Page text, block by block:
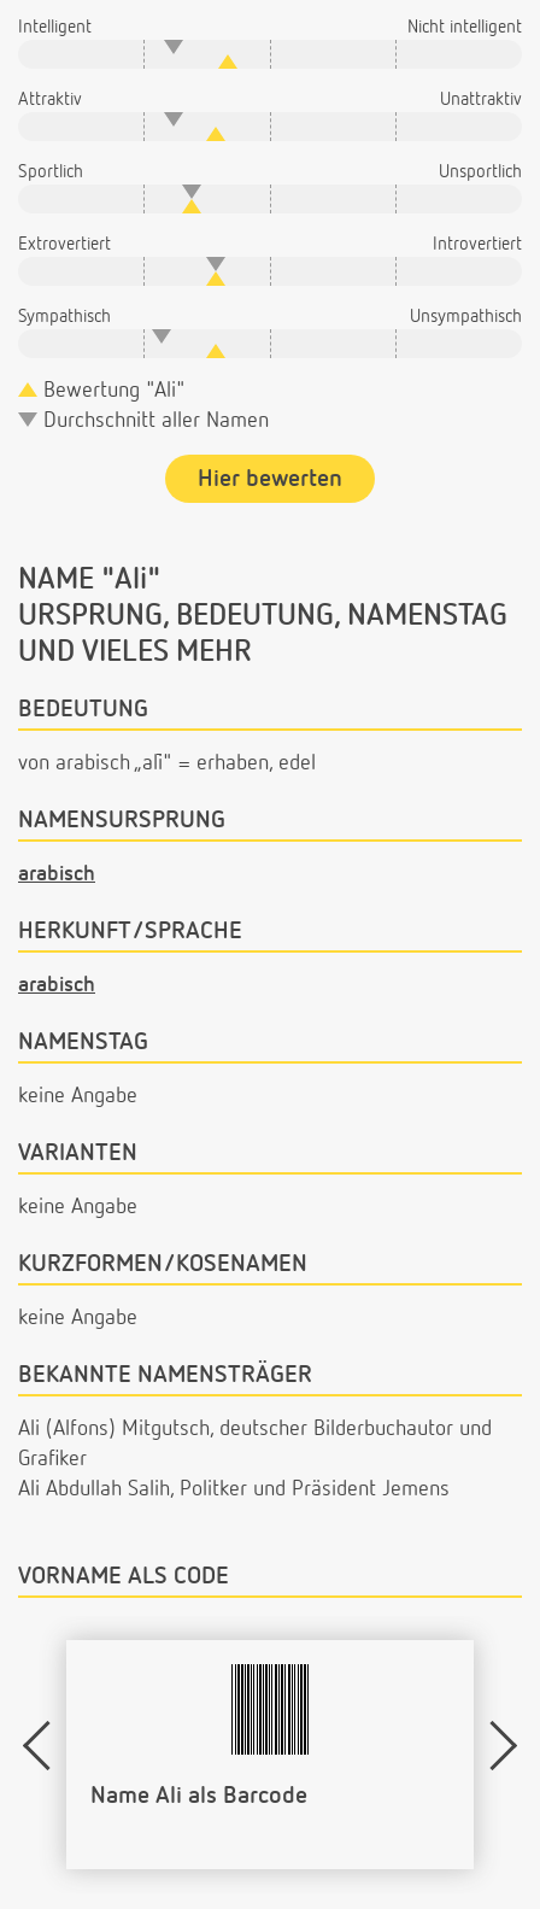
Intelligent Nicht intelligent
Attraktiv Unattraktiv
Sportlich Unsportlich
Extrovertiert Introvertiert
Sympathisch Unsympathisch
Bewertung "Ali"
Durchschnitt aller Namen
Hier bewerten
NAME "Ali"
URSPRUNG, BEDEUTUNG, NAMENSTAG
UND VIELES MEHR
BEDEUTUNG
von arabisch „alī" = erhaben, edel
NAMENSURSPRUNG
arabisch
HERKUNFT/SPRACHE
arabisch
NAMENSTAG
keine Angabe
VARIANTEN
keine Angabe
KURZFORMEN/KOSENAMEN
keine Angabe
BEKANNTE NAMENSTRÄGER
Ali (Alfons) Mitgutsch, deutscher Bilderbuchautor und
Grafiker
Ali Abdullah Salih, Politker und Präsident Jemens
VORNAME ALS CODE
Name Ali als Barcode